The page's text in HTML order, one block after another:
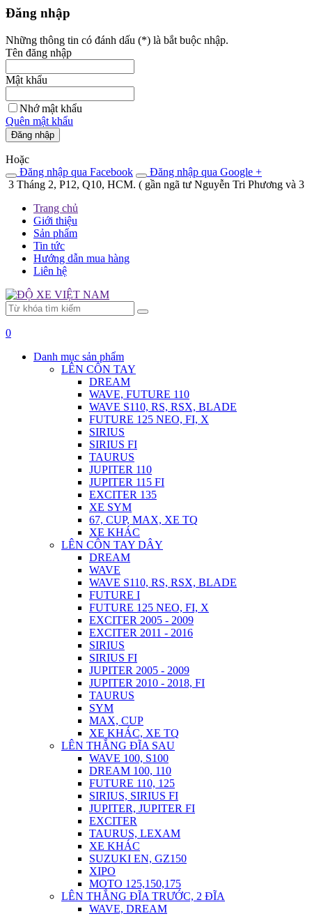
Đăng nhập
Những thông tin có đánh dấu (*) là bắt buộc nhập.
Tên đăng nhập
Mật khẩu
Nhớ mật khẩu
Quên mật khẩu
Đăng nhập
Hoặc
Đăng nhập qua Facebook
Đăng nhập qua Google +
2, P12, Q10, HCM. ( gần ngã tư Nguyễn Tri Phương và 3 tháng
Trang chủ
Giới thiệu
Sản phẩm
Tin tức
Hướng dẫn mua hàng
Liên hệ
0
Danh mục sản phẩm
LÊN CÔN TAY
DREAM
WAVE, FUTURE 110
WAVE S110, RS, RSX, BLADE
FUTURE 125 NEO, FI, X
SIRIUS
SIRIUS FI
TAURUS
JUPITER 110
JUPITER 115 FI
EXCITER 135
XE SYM
67, CUP, MAX, XE TQ
XE KHÁC
LÊN CÔN TAY DÂY
DREAM
WAVE
WAVE S110, RS, RSX, BLADE
FUTURE I
FUTURE 125 NEO, FI, X
EXCITER 2005 - 2009
EXCITER 2011 - 2016
SIRIUS
SIRIUS FI
JUPITER 2005 - 2009
JUPITER 2010 - 2018, FI
TAURUS
SYM
MAX, CUP
XE KHÁC, XE TQ
LÊN THẮNG ĐĨA SAU
WAVE 100, S100
DREAM 100, 110
FUTURE 110, 125
SIRIUS, SIRIUS FI
JUPITER, JUPITER FI
EXCITER
TAURUS, LEXAM
XE KHÁC
SUZUKI EN, GZ150
XIPO
MOTO 125,150,175
LÊN THẮNG ĐĨA TRƯỚC, 2 ĐĨA
WAVE, DREAM